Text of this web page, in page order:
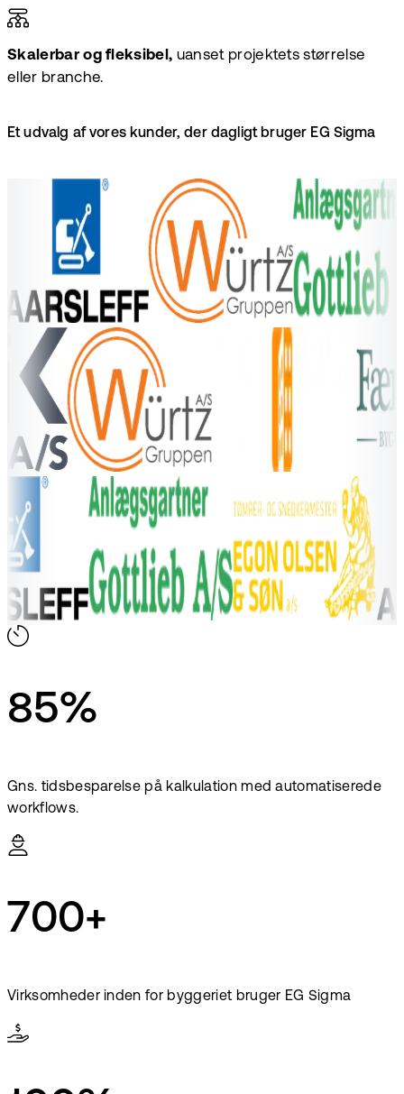
Skalerbar og fleksibel, uanset projektets størrelse
eller branche.
Et udvalg af vores kunder, der dagligt bruger EG Sigma
85%
Gns. tidsbesparelse på kalkulation med automatiserede
workflows.
700+
Virksomheder inden for byggeriet bruger EG Sigma